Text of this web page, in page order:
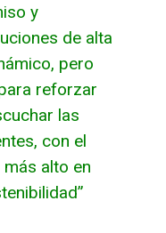
y
de alta
pero
reforzar
las
con el
alto en